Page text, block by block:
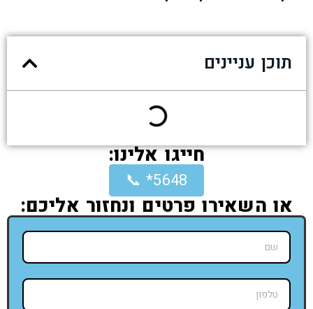
תוכן עניינים
חייגו אלינו:
5648* 📞
או השאירו פרטים ונחזור אליכם: